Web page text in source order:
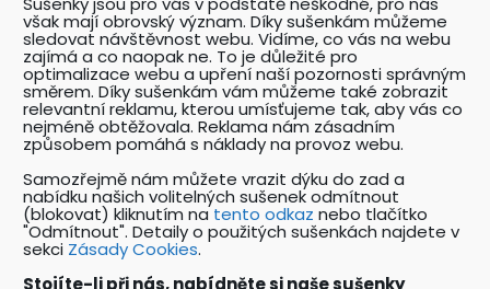
však mají obrovský význam. Díky sušenkám můžeme
sledovat návštěvnost webu. Vidíme, co vás na webu
zajímá a co naopak ne. To je důležité pro
optimalizace webu a upření naší pozornosti správným
směrem. Díky sušenkám vám můžeme také zobrazit
relevantní reklamu, kterou umísťujeme tak, aby vás co
nejméně obtěžovala. Reklama nám zásadním
způsobem pomáhá s náklady na provoz webu.
Samozřejmě nám můžete vrazit dýku do zad a
nabídku našich volitelných sušenek odmítnout
(blokovat) kliknutím natento odkaz nebo tlačítko
"Odmítnout". Detaily o použitých sušenkách najdete v
sekci Zásady Cookies.
Stojíte-li při nás, nabídněte si naše sušenky
problematiku BOZP.
Katalog odborníků BOZP
Přehledný katalog odborníků pracujících v
oboru BOZP a souvisejících oborech.
Nabídky práce v oboru BOZP
Unikátní katalog pracovních nabídek v oboru
BOZP a PO.